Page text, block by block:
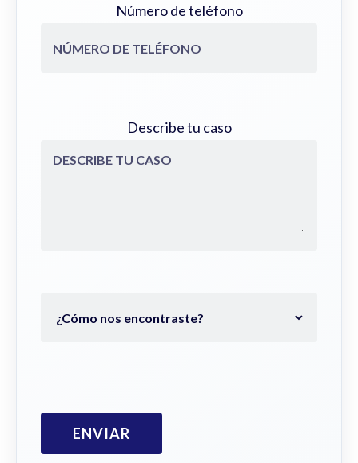
Número de teléfono
Describe tu caso